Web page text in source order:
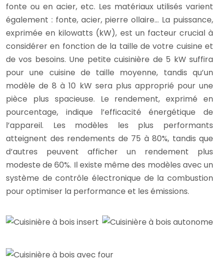
fonte ou en acier, etc. Les matériaux utilisés varient
également : fonte, acier, pierre ollaire… La puissance,
exprimée en kilowatts (kW), est un facteur crucial à
considérer en fonction de la taille de votre cuisine et
de vos besoins. Une petite cuisinière de 5 kW suffira
pour une cuisine de taille moyenne, tandis qu’un
modèle de 8 à 10 kW sera plus approprié pour une
pièce plus spacieuse. Le rendement, exprimé en
pourcentage, indique l’efficacité énergétique de
l’appareil. Les modèles les plus performants
atteignent des rendements de 75 à 80%, tandis que
d’autres peuvent afficher un rendement plus
modeste de 60%. Il existe même des modèles avec un
système de contrôle électronique de la combustion
pour optimiser la performance et les émissions.